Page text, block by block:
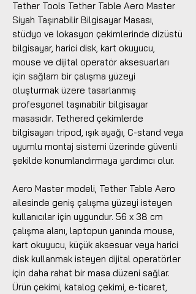
Tether Tools Tether Table Aero Master
Siyah Taşınabilir Bilgisayar Masası,
stüdyo ve lokasyon çekimlerinde dizüstü
bilgisayar, harici disk, kart okuyucu,
mouse ve dijital operatör aksesuarları
için sağlam bir çalışma yüzeyi
oluşturmak üzere tasarlanmış
profesyonel taşınabilir bilgisayar
masasıdır. Tethered çekimlerde
bilgisayarı tripod, ışık ayağı, C-stand veya
uyumlu montaj sistemi üzerinde güvenli
şekilde konumlandırmaya yardımcı olur.
Aero Master modeli, Tether Table Aero
ailesinde geniş çalışma yüzeyi isteyen
kullanıcılar için uygundur. 56 x 38 cm
çalışma alanı, laptopun yanında mouse,
kart okuyucu, küçük aksesuar veya harici
disk kullanmak isteyen dijital operatörler
için daha rahat bir masa düzeni sağlar.
Ürün çekimi, katalog çekimi, e-ticaret,